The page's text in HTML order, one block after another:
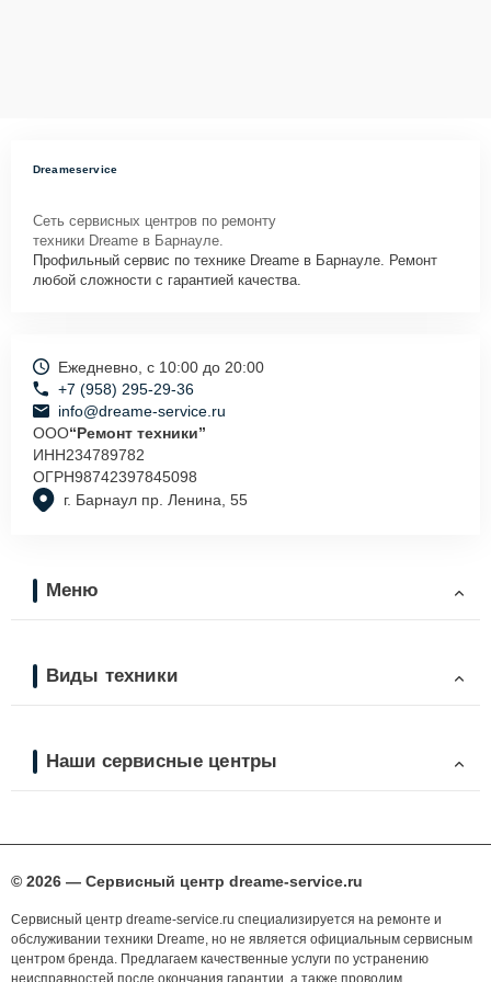
Dreameservice
Сеть сервисных центров по ремонту
техники Dreame в Барнауле.
Профильный сервис по технике Dreame в Барнауле. Ремонт
любой сложности с гарантией качества.
г. Барнаул пр. Ленина, 55
Ежедневно, с 10:00 до 20:00
+7 (958) 295-29-36
info@dreame-service.ru
ООО“Ремонт техники”
ИНН234789782
ОГРН98742397845098
Меню
Виды техники
Наши сервисные центры
© 2026 — Сервисный центр dreame-service.ru
Сервисный центр dreame-service.ru специализируется на ремонте и
обслуживании техники Dreame, но не является официальным сервисным
центром бренда. Предлагаем качественные услуги по устранению
неисправностей после окончания гарантии, а также проводим